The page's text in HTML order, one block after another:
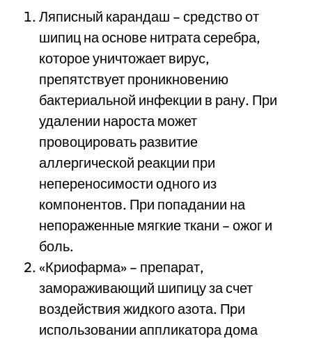
Ляписный карандаш – средство от
шипиц на основе нитрата серебра,
которое уничтожает вирус,
препятствует проникновению
бактериальной инфекции в рану. При
удалении нароста может
провоцировать развитие
аллергической реакции при
непереносимости одного из
компонентов. При попадании на
непораженные мягкие ткани – ожог и
боль.
«Криофарма» – препарат,
замораживающий шипицу за счет
воздействия жидкого азота. При
использовании аппликатора дома